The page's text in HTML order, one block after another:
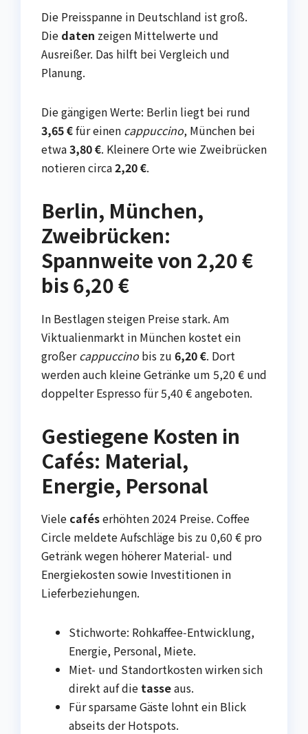
Die Preisspanne in Deutschland ist groß.
Die daten zeigen Mittelwerte und
Ausreißer. Das hilft bei Vergleich und
Planung.
Die gängigen Werte: Berlin liegt bei rund
3,65 €für einen cappuccino, München bei
etwa3,80 €. Kleinere Orte wie Zweibrücken
notieren circa2,20 €.
Berlin, München,
Zweibrücken:
Spannweite von 2,20 €
bis 6,20 €
In Bestlagen steigen Preise stark. Am
Viktualienmarkt in München kostet ein
großercappuccinobis zu 6,20 €. Dort
werden auch kleine Getränke um 5,20 € und
doppelter Espresso für 5,40 € angeboten.
Gestiegene Kosten in
Cafés: Material,
Energie, Personal
Viele caféserhöhten 2024 Preise. Coffee
Circle meldete Aufschläge bis zu 0,60 € pro
Getränk wegen höherer Material‑ und
Energiekosten sowie Investitionen in
Lieferbeziehungen.
Stichworte: Rohkaffee‑Entwicklung,
Energie, Personal, Miete.
Miet- und Standortkosten wirken sich
direkt auf die tasseaus.
Für sparsame Gäste lohnt ein Blick
abseits der Hotspots.